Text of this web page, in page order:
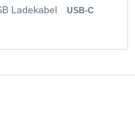
Ladekabel
USB-C